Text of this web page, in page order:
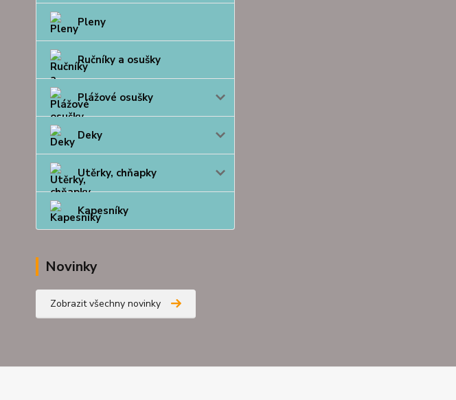
Pleny
Ručníky a osušky
Plážové osušky
Deky
Utěrky, chňapky
Kapesníky
Novinky
Zobrazit všechny novinky